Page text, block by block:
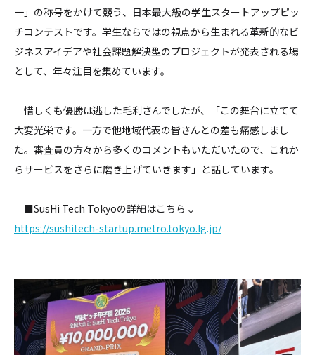
一」の称号をかけて競う、日本最大級の学生スタートアップピッ
チコンテストです。学生ならではの視点から生まれる革新的なビ
ジネスアイデアや社会課題解決型のプロジェクトが発表される場
として、年々注目を集めています。
惜しくも優勝は逃した毛利さんでしたが、「この舞台に立てて
大変光栄です。一方で他地域代表の皆さんとの差も痛感しまし
た。審査員の方々から多くのコメントもいただいたので、これか
らサービスをさらに磨き上げていきます」と話しています。
■SusHi Tech Tokyoの詳細はこちら↓
https://sushitech-startup.metro.tokyo.lg.jp/